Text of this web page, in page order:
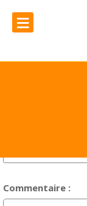
≡Votre
Titre du
Commentaire :